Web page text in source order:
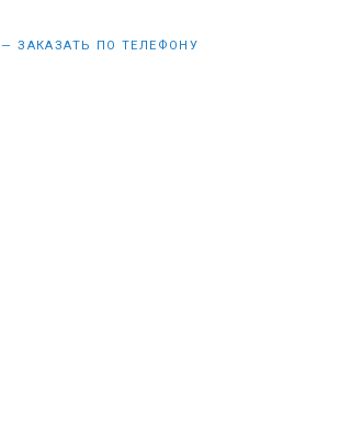
— ЗАКАЗАТЬ ПО ТЕЛЕФОНУ